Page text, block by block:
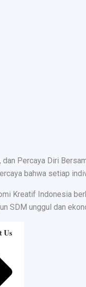
dan Percaya Diri
bahwa setiap
Kreatif Indonesia
SDM unggul dan
Us